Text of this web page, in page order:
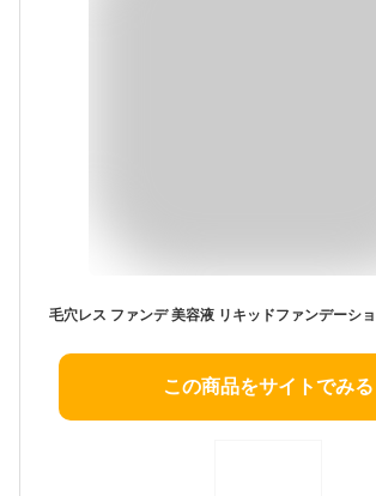
この商品をサイトでみる